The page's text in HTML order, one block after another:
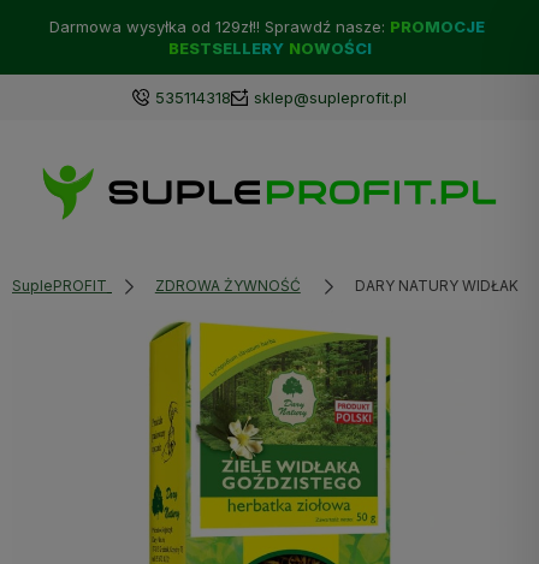
Darmowa wysyłka od 129zł!! Sprawdź nasze: PROMOCJE
BESTSELLERY NOWOŚCI
535114318 sklep@supleprofit.pl
SuplePROFIT ZDROWA ŻYWNOŚĆ DARY NATURY WIDŁAK